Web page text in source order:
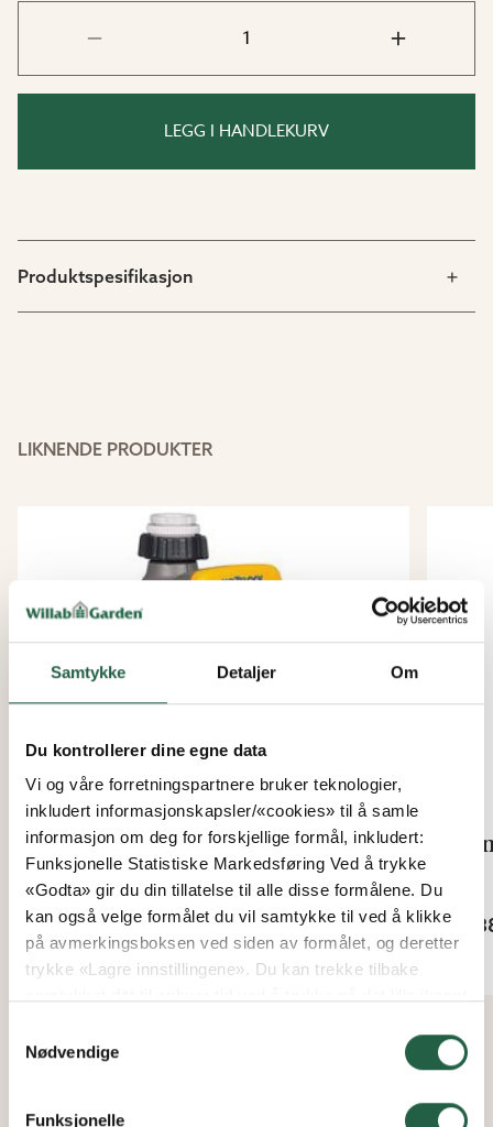
Samtykke Detaljer Om
Du kontrollerer dine egne data
Vi og våre forretningspartnere bruker teknologier,
inkludert informasjonskapsler/«cookies» til å samle
informasjon om deg for forskjellige formål, inkludert:
Funksjonelle Statistiske Markedsføring Ved å trykke
«Godta» gir du din tillatelse til alle disse formålene. Du
kan også velge formålet du vil samtykke til ved å klikke
på avmerkingsboksen ved siden av formålet, og deretter
trykke «Lagre innstillingene». Du kan trekke tilbake
om hvordan vi bruker informasjonskapsler og annen
Nødvendige
Funksjonelle
LEGG I HANDLEKURV
Produktspesifikasjon
LIKNENDE PRODUKTER
Sensorkontroll Plus
Fra
kr 983 kr